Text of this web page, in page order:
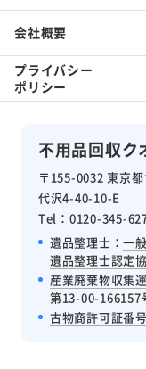
不用品回収ク
〒155-0032 東京
代沢4-40-10-E
Tel：0120-345-
遺品整理士：一
遺品整理士認定
産業廃棄物収集
第13-00-166157
古物商許可証番号
会社概要
プライバシー
ポリシー